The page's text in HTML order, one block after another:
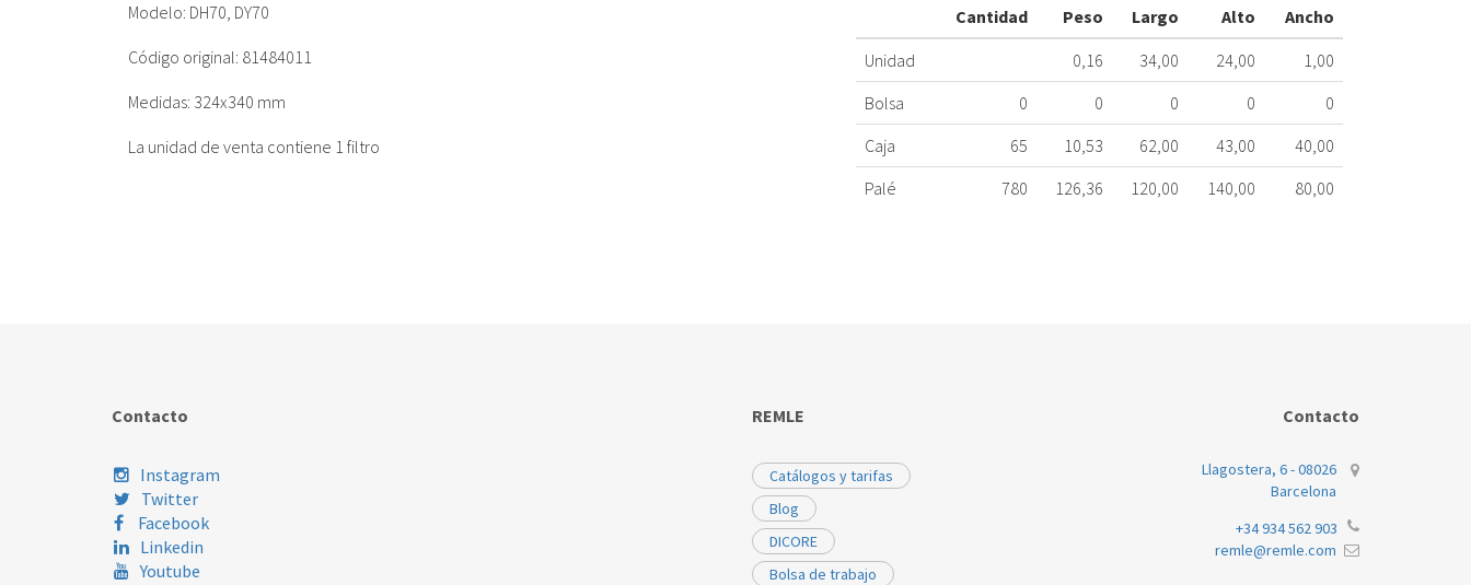
Modelo: DH70, DY70
Código original: 81484011
Medidas: 324x340 mm
La unidad de venta contiene 1 filtro
Cantidad Peso Largo Alto
Ancho
Unidad
0,16 34,00 24,00
1,00
Bolsa
0 0 0 0
0
Caja
65 10,53 62,00 43,00
40,00
Palé
780 126,36 120,00 140,00 80,00
Contacto
Instagram
Twitter
Facebook
Linkedin
Youtube
REMLE
Catálogos y tarifas
Blog
DICORE
Bolsa de trabajo
Contacto
Llagostera, 6 - 08026
Barcelona
+34 934 562 903
remle@remle.com